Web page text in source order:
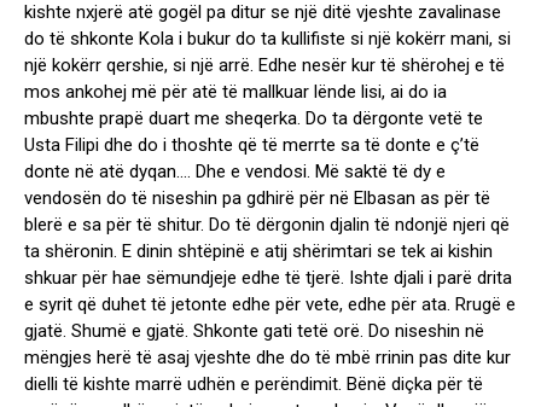
kishte nxjerë atë gogël pa ditur se një ditë vjeshte zavalinase
do të shkonte Kola i bukur do ta kullifiste si një kokërr mani, si
një kokërr qershie, si një arrë. Edhe nesër kur të shërohej e të
mos ankohej më për atë të mallkuar lënde lisi, ai do ia
mbushte prapë duart me sheqerka. Do ta dërgonte vetë te
Usta Filipi dhe do i thoshte që të merrte sa të donte e ç’të
donte në atë dyqan…. Dhe e vendosi. Më saktë të dy e
vendosën do të niseshin pa gdhirë për në Elbasan as për të
blerë e sa për të shitur. Do të dërgonin djalin të ndonjë njeri që
ta shëronin. E dinin shtëpinë e atij shërimtari se tek ai kishin
shkuar për hae sëmundjeje edhe të tjerë. Ishte djali i parë drita
e syrit që duhet të jetonte edhe për vete, edhe për ata. Rrugë e
gjatë. Shumë e gjatë. Shkonte gati tetë orë. Do niseshin në
mëngjes herë të asaj vjeshte dhe do të mbë rrinin pas dite kur
dielli të kishte marrë udhën e perëndimit. Bënë diçka për të